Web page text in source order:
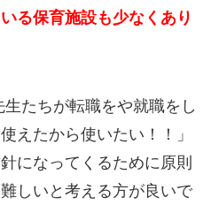
る保育施設も少なくあり
たちが転職をや就職をし
えたから使いたい！！」
になってくるために原則
しいと考える方が良いで